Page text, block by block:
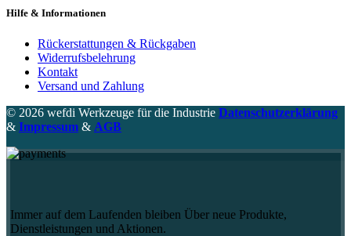
Hilfe & Informationen
Rückerstattungen & Rückgaben
Widerrufsbelehrung
Kontakt
Versand und Zahlung
© 2026 wefdi Werkzeuge für die Industrie Datenschutzerklärung
& Impressum & AGB
Immer auf dem Laufenden bleiben Über neue Produkte,
Dienstleistungen und Aktionen.